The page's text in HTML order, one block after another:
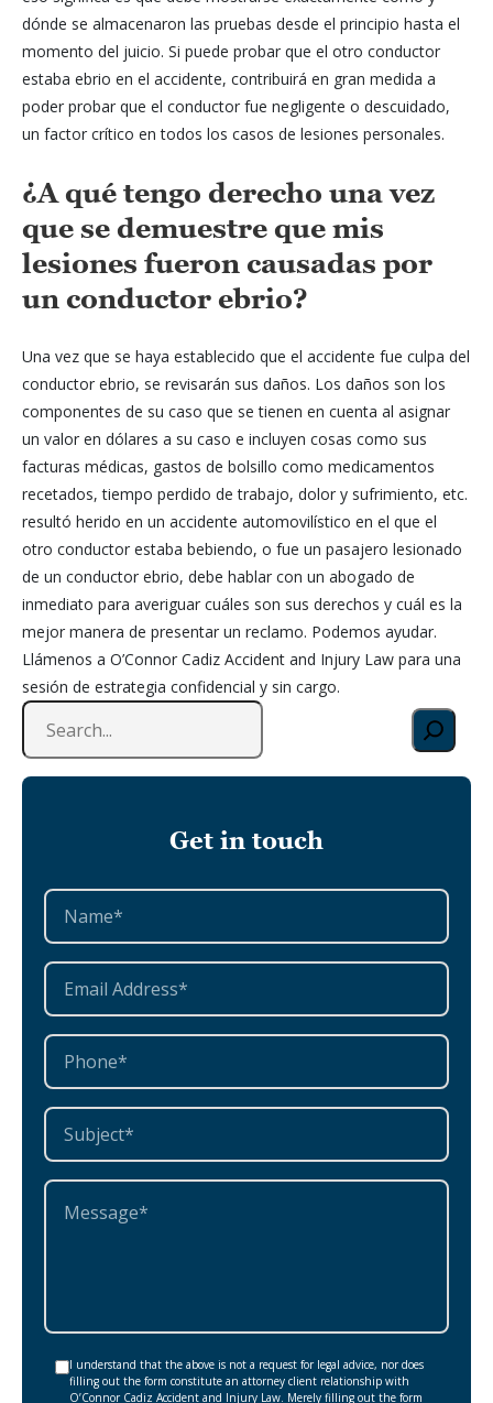
dónde se almacenaron las pruebas desde el principio hasta el
momento del juicio. Si puede probar que el otro conductor
estaba ebrio en el accidente, contribuirá en gran medida a
poder probar que el conductor fue negligente o descuidado,
un factor crítico en todos los casos de lesiones personales.
¿A qué tengo derecho una vez
que se demuestre que mis
lesiones fueron causadas por
un conductor ebrio?
Una vez que se haya establecido que el accidente fue culpa del
conductor ebrio, se revisarán sus daños. Los daños son los
componentes de su caso que se tienen en cuenta al asignar
un valor en dólares a su caso e incluyen cosas como sus
facturas médicas, gastos de bolsillo como medicamentos
recetados, tiempo perdido de trabajo, dolor y sufrimiento, etc.
resultó herido en un accidente automovilístico en el que el
otro conductor estaba bebiendo, o fue un pasajero lesionado
de un conductor ebrio, debe hablar con un abogado de
inmediato para averiguar cuáles son sus derechos y cuál es la
mejor manera de presentar un reclamo. Podemos ayudar.
Llámenos a O’Connor Cadiz Accident and Injury Law para una
sesión de estrategia confidencial y sin cargo.
S
a
r
Get in touch
I understand that the above is not a request for legal advice, nor does
filling out the form constitute an attorney client relationship with
O’Connor Cadiz Accident and Injury Law. Merely filling out the form